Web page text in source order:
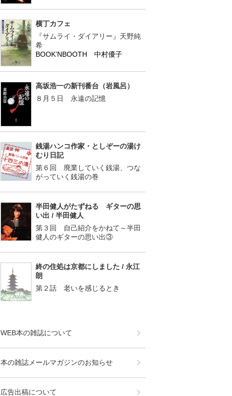
横丁カフェ
『サムライ・ダイアリー』天野純
希
BOOK’NBOOTH 中村優子
高坂浩一の新刊番台（岩風呂）
８月５日 永遠の記憶
銭湯ハンコ作家・としぞーの湯け
むり日記
第６回 廃業していく銭湯、つな
がっていく銭湯の巻
半田健人がたずねる ギターの思
い出 / 半田健人
第３回 自己紹介をかねて～半田
健人のギターの思い出③
終の住処は京都にしました / 永江
朗
第２話 老いを感じるとき
WEB本の雑誌について
本の雑誌メールマガジンのお知らせ
広告出稿について